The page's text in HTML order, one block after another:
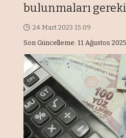
bulunmaları
Son Güncelleme: 11 Ağustos
24 Mart 2023 15:09